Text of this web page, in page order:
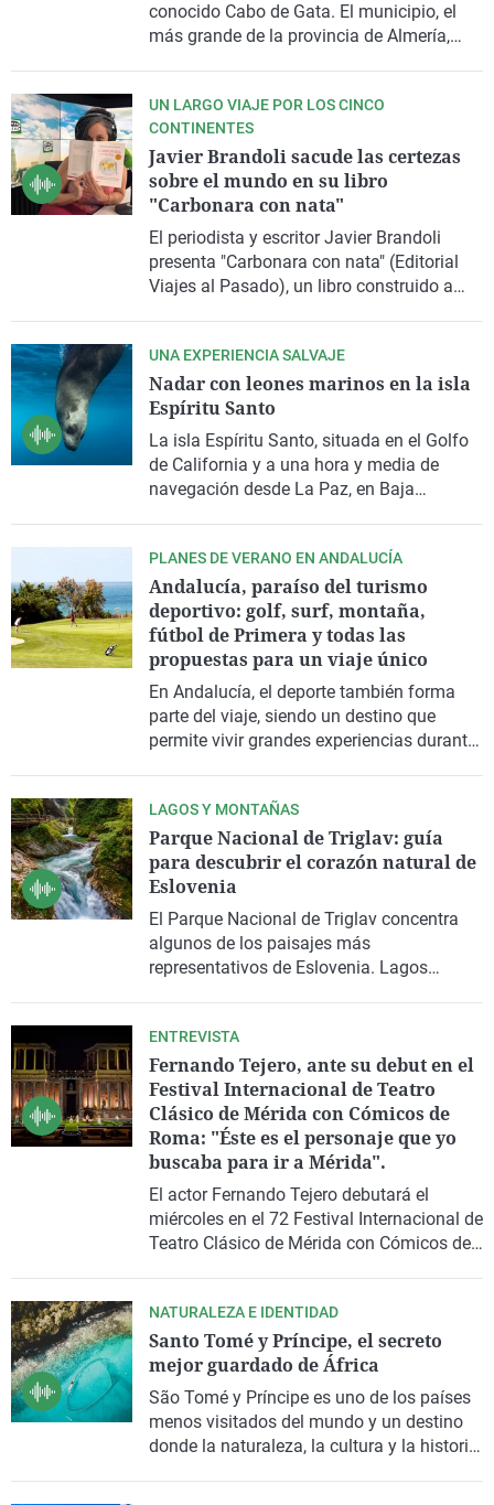
conocido Cabo de Gata. El municipio, el
más grande de la provincia de Almería,
explicaEnrique Domínguez Uceta
tierra con una personalidad propia y con
paisajes que justifican el viaje.
UN LARGO VIAJE POR LOS CINCO
CONTINENTES
Javier Brandoli sacude las certezas
sobre el mundo en su libro
"Carbonara con nata"
El periodista y escritorJavier Brandoli
presenta "Carbonara con nata" (Editorial
Viajes al Pasado), un libro construido a
viviendo en un buen puñado de ellos. La
obra utiliza la metáfora de la carbonara
para reflexionar sobre la diversidad de
miradas, la empatía y la importancia de
viajar como herramienta para comprender
otras realidades. Un libro que nos provoca
con interrogantes y se propone
hacernos
dudar de las certezas que tenemos sobre
el mundo.
UNA EXPERIENCIA SALVAJE
Nadar con leones marinos en la isla
Espíritu Santo
La isla Espíritu Santo, situada en el Golfo
de California y a una hora y media de
navegación desde La Paz, en Baja
con leones marinos. En Gente viajera,
Mariano Lópezpropone este destino
salvaje y explica cómo se desarrolla esta
actividad, así como la posibilidad de
completar la experiencia nadando junto al
tiburón ballenaen determinadas épocas
del año.
PLANES DE VERANO EN ANDALUCÍA
Andalucía, paraíso del turismo
deportivo: golf, surf, montaña,
fútbol de Primera y todas las
propuestas para un viaje único
En Andalucía, el deporte también forma
parte del viaje, siendo un destino que
permite vivir grandes experiencias durante
LAGOS Y MONTAÑAS
Parque Nacional de Triglav: guía
para descubrir el corazón natural de
Eslovenia
El Parque Nacional de Triglav concentra
algunos de los paisajes más
representativos de Eslovenia. Lagos
espacio natural situado en los
JulianosY que ocupa cerca del 4% del
territorio del país. Lo recorremos con
Enrique Domínguez Uceta .
ENTREVISTA
Fernando Tejero, ante su debut en el
Festival Internacional de Teatro
Clásico de Mérida con Cómicos de
Roma: "Éste es el personaje que yo
buscaba para ir a Mérida".
El actor Fernando Tejero debutará el
miércoles en el 72 Festival Internacional de
Teatro Clásico de Mérida con Cómicos de
agosto. En Gente viajera, Tejero y el
director del certamen,Jesús Cimarro,
repasan la actualidad de una edición que
alcanza su ecuador con cifras récord de
asistencia y una programación que
combina teatro, danza y musicales.
NATURALEZA E IDENTIDAD
Santo Tomé y Príncipe, el secreto
mejor guardado de África
São Tomé y Príncipe es uno de los países
menos visitados del mundo y un destino
donde la naturaleza, la cultura y la historia